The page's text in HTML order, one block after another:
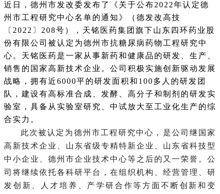
近日，德州市发改委发布了《关于公布2022年认定德
州市工程研究中心名单的通知》（德发改高技
〔 202 2 〕 208号） ， 天铭医药集团旗下山东四环药业股
份有限公司被认定为德州市抗糖尿病药物工程研究中
心。 天铭医药是一家从事新药和健康品的研发、生产、
销售的国家高新技术企业。公司积极实施创新驱动发展
战略，拥有近6000平的研发面积和100多人的研发团
队，建设有高标准合成、发酵、高分子和制剂的研发实
验室，具备从实验室研究、中试放大至工业化生产的综
合实力。
此次被认定为德州市工程研究中心，是公司继国家
高新技术企业、山东省级专精特新企业、山东省科技型
中小企业、德州市企业技术中心等之后的又一荣誉。公
司将继续依托各科研平台，在组织机构、经营管理、研
发创新、人才培养、产学研合作等方面不断创新和变